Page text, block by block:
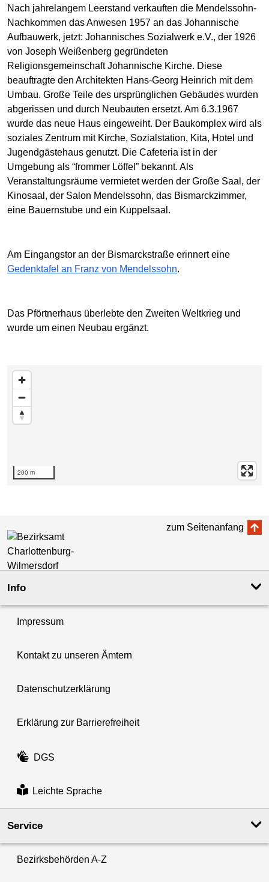
Nach jahrelangem Leerstand verkauften die Mendelssohn-
Nachkommen das Anwesen 1957 an das Johannische
Aufbauwerk, jetzt: Johannisches Sozialwerk e.V., der 1926
von Joseph Weißenberg gegründeten
Religionsgemeinschaft Johannische Kirche. Diese
beauftragte den Architekten Hans-Georg Heinrich mit dem
Umbau. Große Teile des ursprünglichen Gebäudes wurden
abgerissen und durch Neubauten ersetzt. Am 6.3.1967
wurde das neue Haus eingeweiht. Der Baukomplex wird als
soziales Zentrum mit Kirche, Sozialstation, Kita, Hotel und
Jugendgästehaus genutzt. Die Cafeteria ist in der
Umgebung als “frommer Löffel” bekannt. Als
Veranstaltungsräume vermietet werden der Große Saal, der
Kinosaal, der Salon Mendelssohn, das Bismarckzimmer,
eine Bauernstube und ein Kuppelsaal.
Am Eingangstor an der Bismarckstraße erinnert eine
Gedenktafel an Franz von Mendelssohn.
Das Pförtnerhaus überlebte den Zweiten Weltkrieg und
wurde um einen Neubau ergänzt.
Karte überspringen
200 m
zum Seitenanfang
Info
Impressum
Kontakt zu unseren Ämtern
Datenschutzerklärung
Erklärung zur Barrierefreiheit
DGS
Leichte Sprache
Service
Bezirksbehörden A-Z